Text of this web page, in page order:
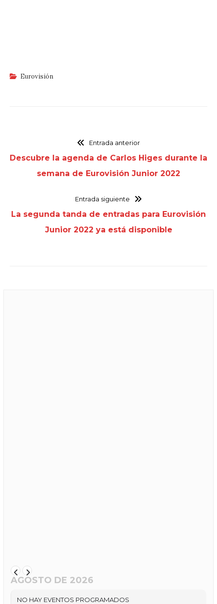
Eurovisión
Entrada anterior
Descubre la agenda de Carlos Higes durante la
semana de Eurovisión Junior 2022
Entrada siguiente
La segunda tanda de entradas para Eurovisión
Junior 2022 ya está disponible
AGOSTO DE 2026
NO HAY EVENTOS PROGRAMADOS